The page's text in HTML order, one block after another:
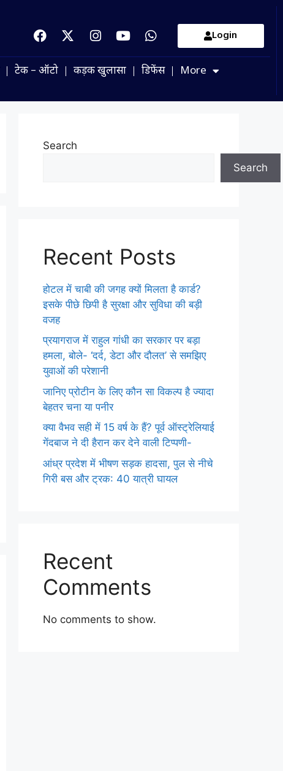
Login
टेक – ऑटो कड़क खुलासा डिफेंस More
Search
Search
Recent Posts
होटल में चाबी की जगह क्यों मिलता है कार्ड?
इसके पीछे छिपी है सुरक्षा और सुविधा की बड़ी
वजह
प्रयागराज में राहुल गांधी का सरकार पर बड़ा
हमला, बोले- ‘दर्द, डेटा और दौलत’ से समझिए
युवाओं की परेशानी
जानिए प्रोटीन के लिए कौन सा विकल्प है ज्यादा
बेहतर चना या पनीर
क्या वैभव सही में 15 वर्ष के हैं? पूर्व ऑस्ट्रेलियाई
गेंदबाज ने दी हैरान कर देने वाली टिप्पणी-
आंध्र प्रदेश में भीषण सड़क हादसा, पुल से नीचे
गिरी बस और ट्रक: 40 यात्री घायल
Recent
Comments
No comments to show.